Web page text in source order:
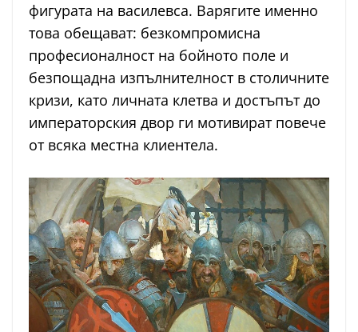
фигурата на василевса. Варягите именно
това обещават: безкомпромисна
професионалност на бойното поле и
безпощадна изпълнителност в столичните
кризи, като личната клетва и достъпът до
императорския двор ги мотивират повече
от всяка местна клиентела.